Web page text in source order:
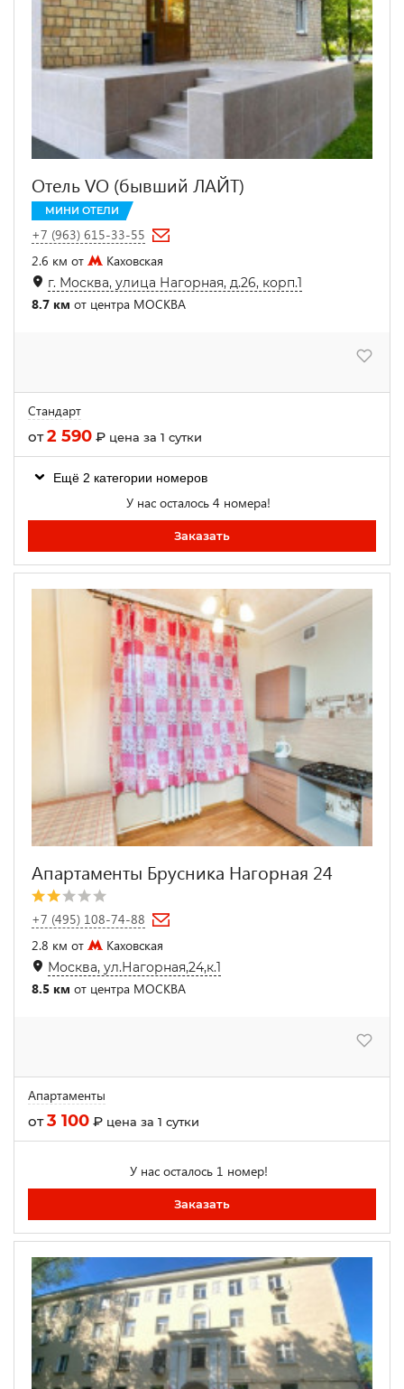
Отель VO (бывший ЛАЙТ)
МИНИ ОТЕЛИ
+7 (963) 615-33-55
2.6 км от
Каховская
г. Москва, улица Нагорная, д.26, корп.1
8.7 км от центра МОСКВА
Стандарт
от2 590 ₽ цена за 1 сутки
Ещё 2 категории номеров
У нас осталось 4 номера!
Заказать
Апартаменты Брусника Нагорная 24
+7 (495) 108-74-88
2.8 км от
Каховская
Москва, ул.Нагорная,24,к.1
8.5 км от центра МОСКВА
Апартаменты
от3 100 ₽ цена за 1 сутки
У нас осталось 1 номер!
Заказать